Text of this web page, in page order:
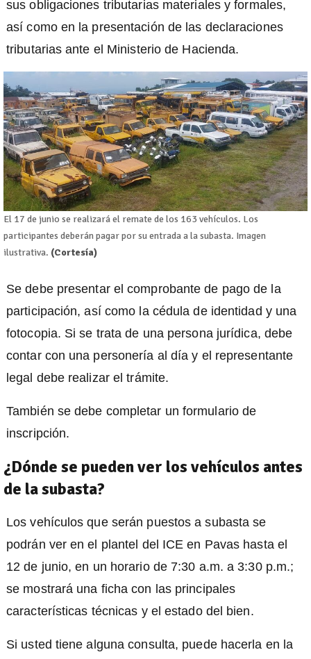
sus obligaciones tributarias materiales y formales,
así como en la presentación de las declaraciones
tributarias ante el Ministerio de Hacienda.
El 17 de junio se realizará el remate de los 163 vehículos. Los
participantes deberán pagar por su entrada a la subasta. Imagen
ilustrativa. (Cortesía)
Se debe presentar el comprobante de pago de la
participación, así como la cédula de identidad y una
fotocopia. Si se trata de una persona jurídica, debe
contar con una personería al día y el representante
legal debe realizar el trámite.
También se debe completar un formulario de
inscripción.
¿Dónde se pueden ver los vehículos antes
de la subasta?
Los vehículos que serán puestos a subasta se
podrán ver en el plantel del ICE en Pavas hasta el
12 de junio, en un horario de 7:30 a.m. a 3:30 p.m.;
se mostrará una ficha con las principales
características técnicas y el estado del bien.
Si usted tiene alguna consulta, puede hacerla en la